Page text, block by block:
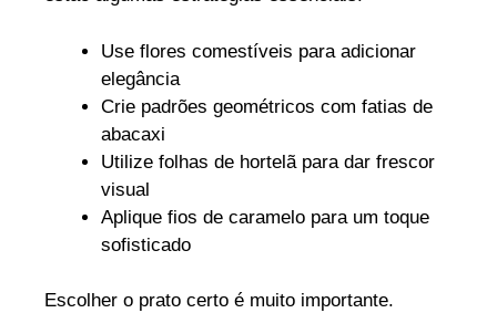
Use flores comestíveis para adicionar
elegância
Crie padrões geométricos com fatias de
abacaxi
Utilize folhas de hortelã para dar frescor
visual
Aplique fios de caramelo para um toque
sofisticado
Escolher o prato certo é muito importante.